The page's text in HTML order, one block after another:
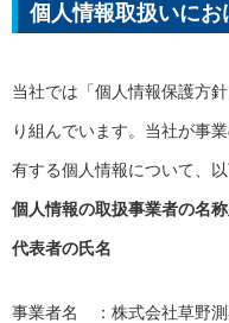
個人情報取扱いにお
当社では「個人情報保護方
り組んでいます。当社が事
有する個人情報について、
個人情報の取扱事業者の名
代表者の氏名
事業者名 ：株式会社草野測